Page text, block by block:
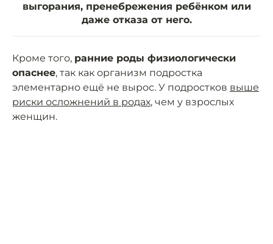
выгорания, пренебрежения ребёнком или
даже отказа от него.
Кроме того, ранние роды физиологически
опаснее, так как организм подростка
элементарно ещё не вырос. У подростков выше
риски осложнений в родах, чем у взрослых
женщин.